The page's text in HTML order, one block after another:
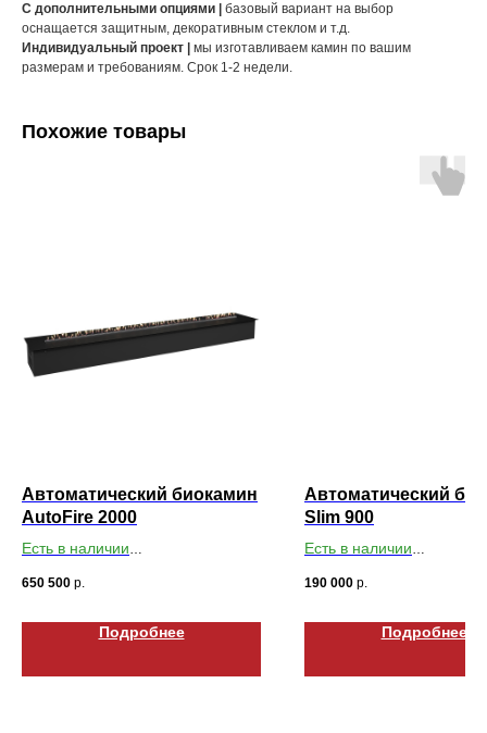
С дополнительными опциями | базовый вариант на выбор
оснащается защитным, декоративным стеклом и т.д.
Индивидуальный проект | мы изготавливаем камин по вашим
размерам и требованиям. Срок 1-2 недели.
Похожие товары
Автоматический биокамин
AutoFire 2000
Есть в наличии
650 500 р.
Подробнее
Автоматический
Slim 900
Есть в наличии
190 000 р.
Подробнее